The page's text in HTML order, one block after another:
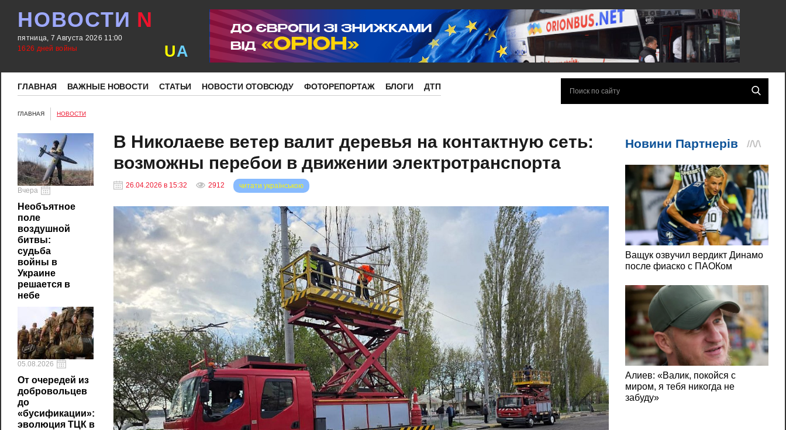
НОВОСТИ N
пятница, 7 Августа 2026 11:00
1626 дней войны
UA
ГЛАВНАЯ ВАЖНЫЕ НОВОСТИ СТАТЬИ НОВОСТИ ОТОВСЮДУ ФОТОРЕПОРТАЖ БЛОГИ ДТП
ГЛАВНАЯ НОВОСТИ
Вчера
Необъятное
поле
воздушной
битвы:
судьба
войны в
Украине
решается в
небе
05.08.2026
От очередей из
добровольцев
до
«бусификации»:
эволюция ТЦК в
В Николаеве ветер валит деревья на контактную сеть:
возможны перебои в движении электротранспорта
26.04.2026 в 15:32 2912 читати українською